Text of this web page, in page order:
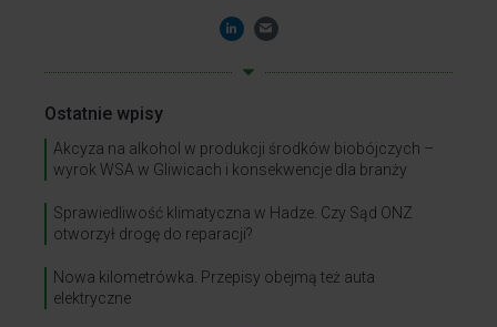
Ostatnie wpisy
Akcyza na alkohol w produkcji środków biobójczych –
wyrok WSA w Gliwicach i konsekwencje dla branży
Sprawiedliwość klimatyczna w Hadze. Czy Sąd ONZ
otworzył drogę do reparacji?
Nowa kilometrówka. Przepisy obejmą też auta
elektryczne